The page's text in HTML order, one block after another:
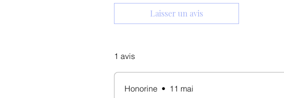
Laisser un avis
1 avis
Honorine • 11 mai